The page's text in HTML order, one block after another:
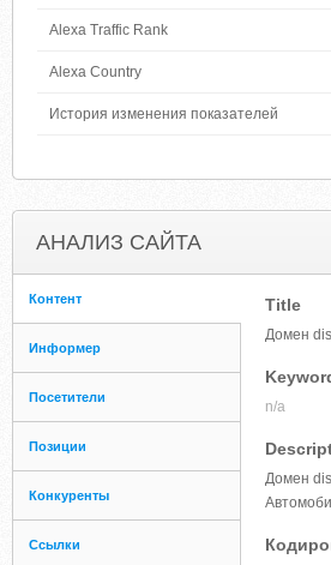
Alexa Traffic Rank
Alexa Country
История изменения показателей
АНАЛИЗ САЙТА
Контент
Информер
Посетители
Позиции
Конкуренты
Ссылки
Title
Домен
n/a
Домен